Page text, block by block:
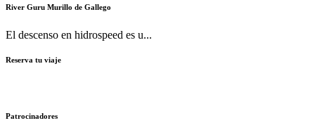
River Guru Murillo de Gallego
El descenso en hidrospeed es u...
Reserva tu viaje
Patrocinadores